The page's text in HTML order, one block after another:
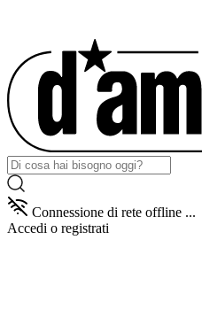
Connessione di rete offline ...
Accedi o registrati